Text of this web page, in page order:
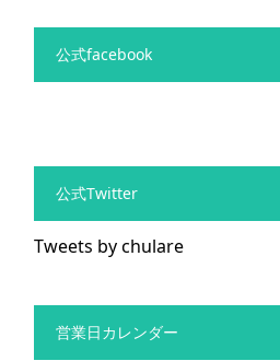
公式facebook
公式Twitter
Tweets by chulare
営業日カレンダー